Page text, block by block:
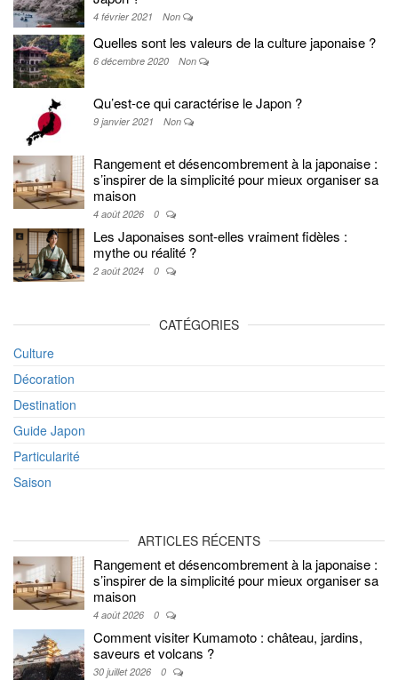
4 février 2021 Non
Quelles sont les valeurs de la culture japonaise ?
6 décembre 2020 Non
Qu’est-ce qui caractérise le Japon ?
9 janvier 2021 Non
Rangement et désencombrement à la japonaise :
s’inspirer de la simplicité pour mieux organiser sa
maison
4 août 2026 0
Les Japonaises sont-elles vraiment fidèles :
mythe ou réalité ?
2 août 2024 0
CATÉGORIES
Culture
Décoration
Destination
Guide Japon
Particularité
Saison
ARTICLES RÉCENTS
Rangement et désencombrement à la japonaise :
s’inspirer de la simplicité pour mieux organiser sa
maison
4 août 2026 0
Comment visiter Kumamoto : château, jardins,
saveurs et volcans ?
30 juillet 2026 0